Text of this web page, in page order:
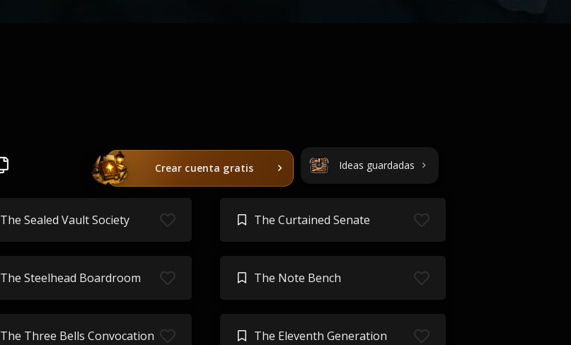
Crear cuenta gratis Ideas guardadas
The Sealed Vault Society The Curtained Senate
The Steelhead Boardroom The Note Bench
The Three Bells Convocation The Eleventh Generation